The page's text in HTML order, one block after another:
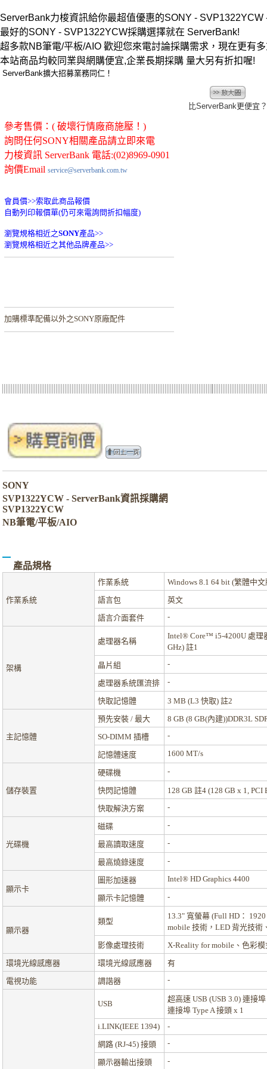
ServerBank力梭資訊給你最超值優惠的SONY - SVP1322YCW
最好的SONY - SVP1322YCW採購選擇就在 ServerBank!
超多款NB筆電/平板/AIO 歡迎您來電討論採購需求，現在更有
本站商品均較同業與網購便宜,企業長期採購 量大另有折扣喔!
ServerBank擴大招募業務同仁！
比ServerBank更便宜？
參考售價：( 破壞行情廠商施壓！)
詢問任何SONY相關產品請立即來電
力梭資訊 ServerBank 電話:(02)8969-0901
詢價Email service@serverbank.com.tw
會員價>>索取此商品報價
自動列印報價單(仍可來電詢問折扣幅度)
瀏覽規格相近之SONY產品>>
瀏覽規格相近之其他品牌產品>>
加購標準配備以外之SONY原廠配件
SONY
SVP1322YCW - ServerBank資訊採購網
SVP1322YCW
NB筆電/平板/AIO
產品規格
作業系統
作業系統
Windows 8.1 64 bit (繁體中文
語言包
英文
語言介面套件
-
架構
處理器名稱
Intel® Core™ i5-4200U 處理
GHz) 註1
晶片組
-
處理器系統匯流排 -
快取記憶體 3 MB (L3 快取) 註2
主記憶體
預先安裝 / 最大
8 GB (8 GB(內建))DDR3L
SO-DIMM 插槽
-
記憶體速度 1600 MT/s
儲存裝置
硬碟機 -
快閃記憶體 128 GB 註4 (128 GB x 1, PCI
快取解決方案
-
光碟機
磁碟 -
最高讀取速度 -
最高燒錄速度 -
顯示卡
圖形加速器 Intel® HD Graphics 4400
顯示卡記憶體 -
顯示器
類型
13.3" 寬螢幕 (Full HD：
mobile 技術，LED 背光技術
影像處理技術
X-Reality for mobile、色彩
環境光線感應器
環境光線感應器
有
電視功能
調諧器 -
USB
超高速 USB (USB 3.0) 連接
連接埠 Type A 接頭 x 1
i.LINK(IEEE 1394)
-
網路 (RJ-45) 接頭
-
顯示器輸出接頭 -